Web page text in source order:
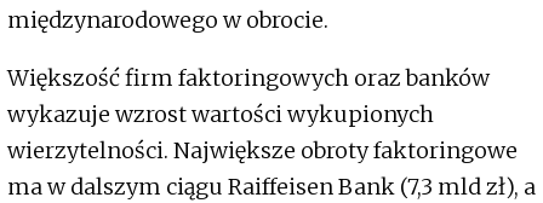
międzynarodowego w obrocie.
Większość firm faktoringowych oraz banków
wykazuje wzrost wartości wykupionych
wierzytelności. Największe obroty faktoringowe
ma w dalszym ciągu Raiffeisen Bank (7,3 mld zł), a